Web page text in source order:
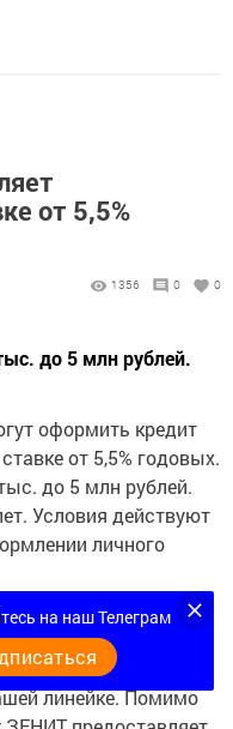
от 5,5%
1356 0 0
до 5 млн рублей.
оформить кредит
от 5,5% годовых.
до 5 млн рублей.
Условия действуют
личного
из самых
линейке. Помимо
на наш Телеграм